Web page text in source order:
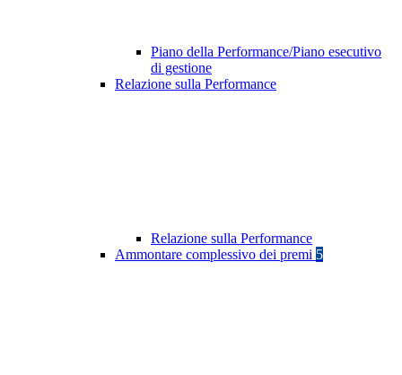
Piano della Performance/Piano esecutivo
di gestione
Relazione sulla Performance
Relazione sulla Performance
Ammontare complessivo dei premi 5